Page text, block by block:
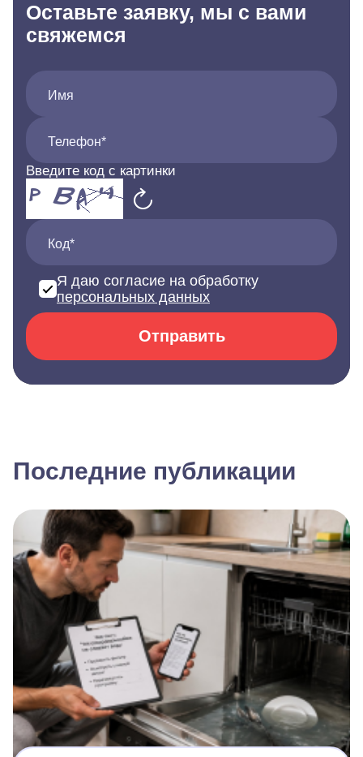
Оставьте заявку, мы с вами
свяжемся
Имя
Телефон*
Введите код с картинки
Код*
Я даю согласие на обработку
персональных данных
Отправить
Последние публикации